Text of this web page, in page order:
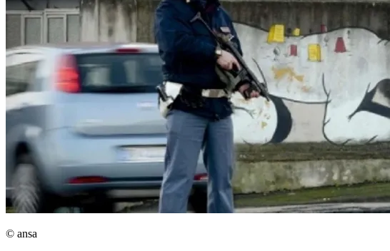
© ansa